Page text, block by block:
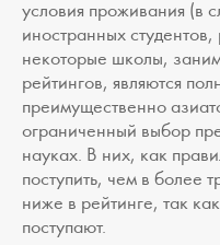
условия проживания (в
иностранных
некоторые школы,
рейтингов, являются
преимущественно
ограниченный выбор
науках. В них, как
поступить, чем в более
ниже в рейтинге, так
поступают.